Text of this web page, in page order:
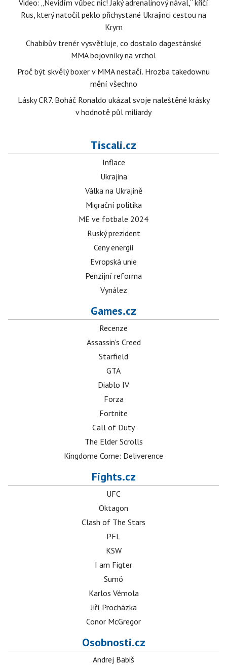
Video: „Nevidím vůbec nic! Jaký adrenalinový nával,“ křičí
Rus, který natočil peklo přichystané Ukrajinci cestou na
Krym
Chabibův trenér vysvětluje, co dostalo dagestánské
MMA bojovníky na vrchol
Proč být skvělý boxer v MMA nestačí. Hrozba takedownu
mění všechno
Lásky CR7. Boháč Ronaldo ukázal svoje naleštěné krásky
v hodnotě půl miliardy
Tiscali.cz
Inflace
Ukrajina
Válka na Ukrajině
Migrační politika
ME ve fotbale 2024
Ruský prezident
Ceny energií
Evropská unie
Penzijní reforma
Vynález
Games.cz
Recenze
Assassin's Creed
Starfield
GTA
Diablo IV
Forza
Fortnite
Call of Duty
The Elder Scrolls
Kingdome Come: Deliverence
Fights.cz
UFC
Oktagon
Clash of The Stars
PFL
KSW
I am Figter
Sumó
Karlos Vémola
Jiří Procházka
Conor McGregor
Osobnosti.cz
Andrej Babiš